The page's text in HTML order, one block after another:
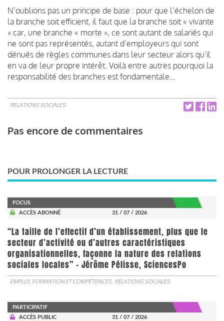
N’oublions pas un principe de base : pour que l’échelon de
la branche soit efficient, il faut que la branche soit « vivante
» car, une branche « morte », ce sont autant de salariés qui
ne sont pas représentés, autant d’employeurs qui sont
dénués de règles communes dans leur secteur alors qu’il
en va de leur propre intérêt. Voilà entre autres pourquoi la
responsabilité des branches est fondamentale…
RELATIONS SOCIALES
Pas encore de commentaires
POUR PROLONGER LA LECTURE
FOCUS
ACCÈS ABONNÉ
31 / 07 / 2026
“La taille de l’effectif d’un établissement, plus que le
secteur d’activité ou d’autres caractéristiques
organisationnelles, façonne la nature des relations
sociales locales” - Jérôme Pélisse, SciencesPo
EMPLOI, FORMATION ET COMPÉTENCES RELATIONS SOCIALES
PARTICIPATIF
ACCÈS PUBLIC
31 / 07 / 2026